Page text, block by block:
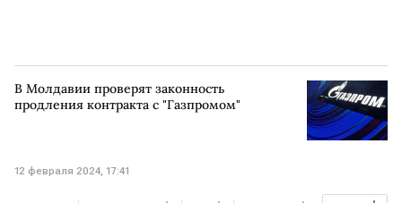
В Молдавии проверят законность
продления контракта с "Газпромом"
12 февраля 2024, 17:41